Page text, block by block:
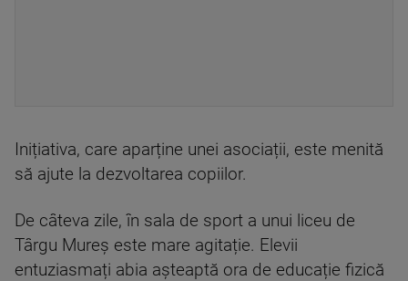
Inițiativa, care aparține unei asociații, este menită
să ajute la dezvoltarea copiilor.
De câteva zile, în sala de sport a unui liceu de
Târgu Mureș este mare agitație. Elevii
entuziasmați abia așteaptă ora de educație fizică